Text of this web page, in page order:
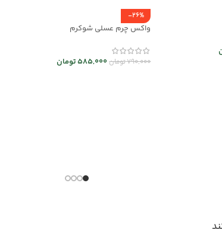
-26%
واکس چرم عسلی شوکرم
790,000تومان585,000تومان